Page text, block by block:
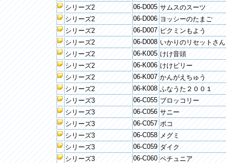
シリーズ2
06-D005 サムスのスーツ
シリーズ2
06-D006 ヨッシーのたまご
シリーズ2
06-D007 ピクミンもよう
シリーズ2
06-D008 いかりのリセットさん
シリーズ2
06-K005 けけ音頭
シリーズ2
06-K006 けけビリー
シリーズ2
06-K007 かんがえちゅう
シリーズ2
06-K008 ふなうた２００１
シリーズ3
06-C055 ブロッコリー
シリーズ3
06-C056 サニー
シリーズ3
06-C057 ポコ
シリーズ3
06-C058 メグミ
シリーズ3
06-C059 ダイク
シリーズ3
06-C060 ペチュニア